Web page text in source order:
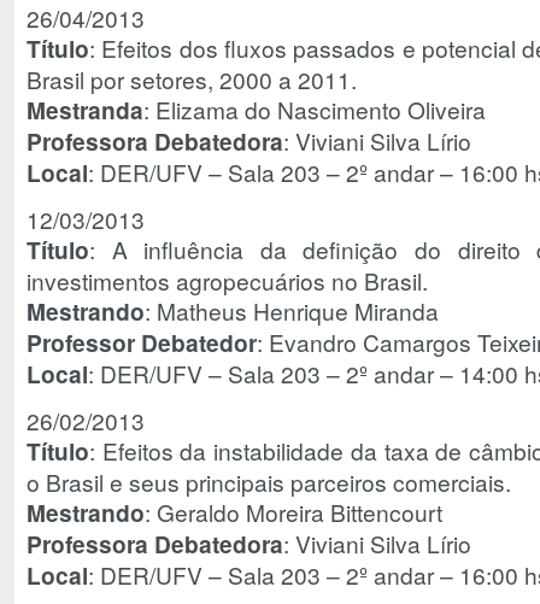
26/04/2013
Título: Efeitos dos fluxos passados e potencial
Brasil por setores, 2000 a 2011.
Mestranda: Elizama do Nascimento Oliveira
Professora Debatedora: Viviani Silva Lírio
Local: DER/UFV – Sala 203 – 2º andar – 16:00
12/03/2013
Título: A influência da definição do direito
investimentos agropecuários no Brasil.
Mestrando: Matheus Henrique Miranda
Professor Debatedor: Evandro Camargos
Local: DER/UFV – Sala 203 – 2º andar – 14:00
26/02/2013
Título: Efeitos da instabilidade da taxa de
o Brasil e seus principais parceiros comerciais.
Mestrando: Geraldo Moreira Bittencourt
Professora Debatedora: Viviani Silva Lírio
Local: DER/UFV – Sala 203 – 2º andar – 16:00